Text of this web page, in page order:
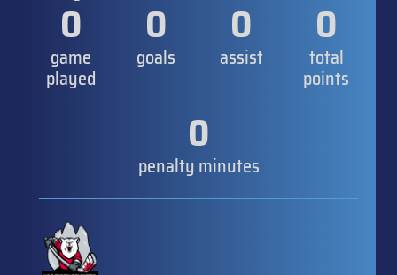
0
game
played
0
goals
0
assist
0
total
points
0
penalty minutes